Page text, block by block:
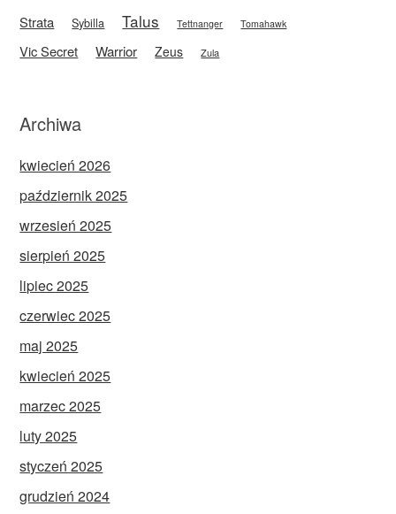
Strata Sybilla Talus Tettnanger Tomahawk
Vic Secret Warrior Zeus Zula
Archiwa
kwiecień 2026
październik 2025
wrzesień 2025
sierpień 2025
lipiec 2025
czerwiec 2025
maj 2025
kwiecień 2025
marzec 2025
luty 2025
styczeń 2025
grudzień 2024